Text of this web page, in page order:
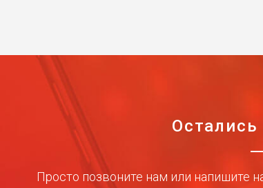
Просто позвоните нам или напишите